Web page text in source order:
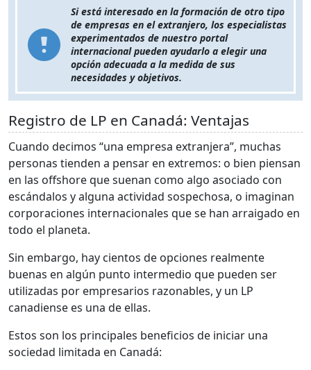
Si está interesado en la formación de otro tipo
de empresas en el extranjero, los especialistas
experimentados de nuestro portal
internacional pueden ayudarlo a elegir una
opción adecuada a la medida de sus
necesidades y objetivos.
Registro de LP en Canadá: Ventajas
Cuando decimos “una empresa extranjera”, muchas
personas tienden a pensar en extremos: o bien piensan
en las offshore que suenan como algo asociado con
escándalos y alguna actividad sospechosa, o imaginan
corporaciones internacionales que se han arraigado en
todo el planeta.
Sin embargo, hay cientos de opciones realmente
buenas en algún punto intermedio que pueden ser
utilizadas por empresarios razonables, y un LP
canadiense es una de ellas.
Estos son los principales beneficios de iniciar una
sociedad limitada en Canadá: